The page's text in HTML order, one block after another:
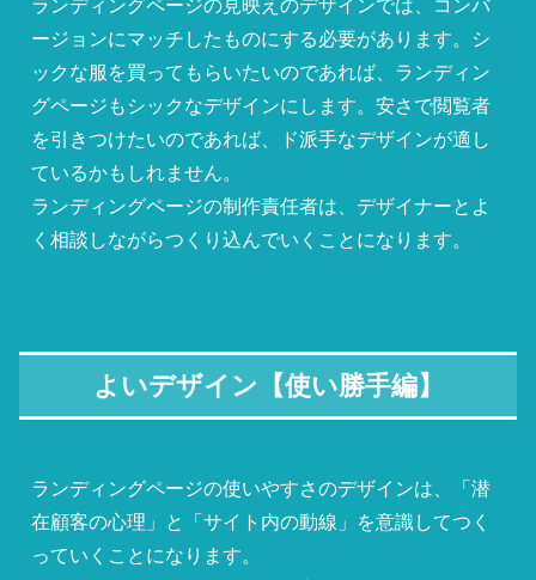
ランディングページの見映えのデザインでは、コンバ
ージョンにマッチしたものにする必要があります。シ
ックな服を買ってもらいたいのであれば、ランディン
グページもシックなデザインにします。安さで閲覧者
を引きつけたいのであれば、ド派手なデザインが適し
ているかもしれません。
ランディングページの制作責任者は、デザイナーとよ
く相談しながらつくり込んでいくことになります。
よいデザイン【使い勝手編】
ランディングページの使いやすさのデザインは、「潜
在顧客の心理」と「サイト内の動線」を意識してつく
っていくことになります。